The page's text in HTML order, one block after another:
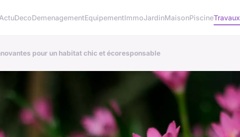
ActuDecoDemenagementEquipementImmoJardinMaisonPiscineTravaux
pour un habitat chic et écoresponsable